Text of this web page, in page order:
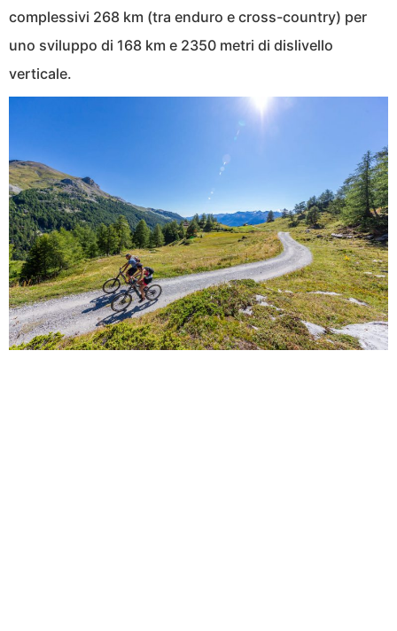
complessivi 268 km (tra enduro e cross-country) per
uno sviluppo di 168 km e 2350 metri di dislivello
verticale.